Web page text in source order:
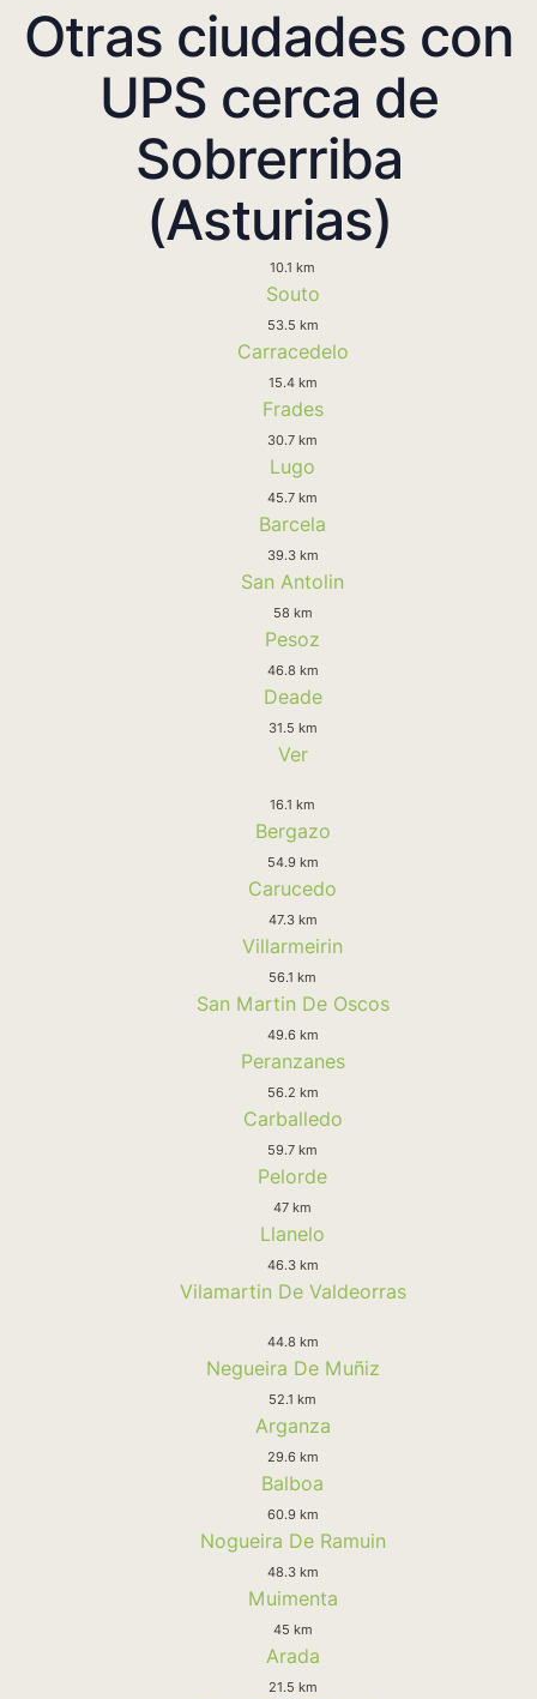
Otras ciudades con
UPS cerca de
Sobrerriba
(Asturias)
10.1 km
Souto
53.5 km
Carracedelo
15.4 km
Frades
30.7 km
Lugo
45.7 km
Barcela
39.3 km
San Antolin
58 km
Pesoz
46.8 km
Deade
31.5 km
Ver
16.1 km
Bergazo
54.9 km
Carucedo
47.3 km
Villarmeirin
56.1 km
San Martin De Oscos
49.6 km
Peranzanes
56.2 km
Carballedo
59.7 km
Pelorde
47 km
Llanelo
46.3 km
Vilamartin De Valdeorras
44.8 km
Negueira De Muñiz
52.1 km
Arganza
29.6 km
Balboa
60.9 km
Nogueira De Ramuin
48.3 km
Muimenta
45 km
Arada
21.5 km